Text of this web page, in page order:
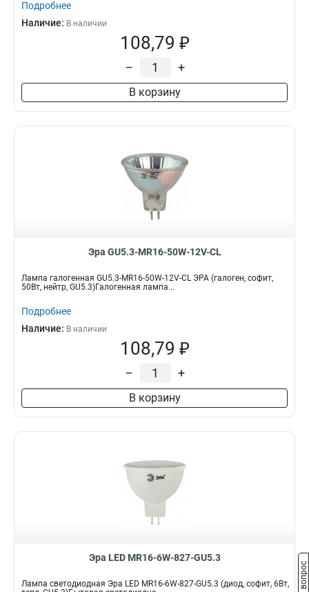
Подробнее
Наличие: В наличии
108,79 ₽
– +
В корзину
Эра GU5.3-MR16-50W-12V-CL
Лампа галогенная GU5.3-MR16-50W-12V-CL ЭРА (галоген, софит,
50Вт, нейтр, GU5.3)Галогенная лампа...
Подробнее
Наличие: В наличии
108,79 ₽
– +
В корзину
Эра LED MR16-6W-827-GU5.3
Лампа светодиодная Эра LED MR16-6W-827-GU5.3 (диод, софит, 6Вт,